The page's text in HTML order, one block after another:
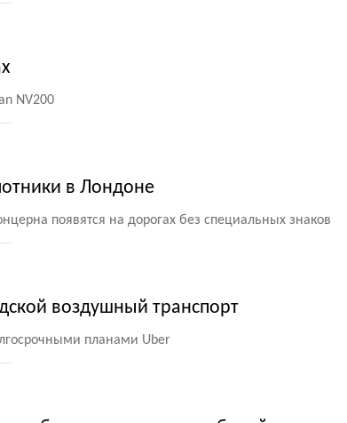
NV200
в Лондоне
появятся на дорогах без специальных знаков
воздушный транспорт
планами Uber